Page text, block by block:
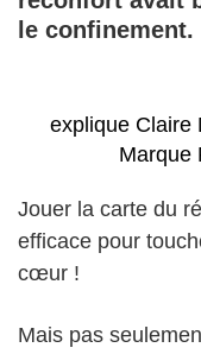
le confinement.
explique Claire
Marque
Jouer la carte du
efficace pour
cœur !
Mais pas